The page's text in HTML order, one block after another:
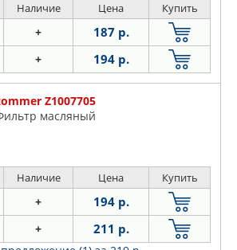
Наличие Цена Купить
+ 187 р.
+ 194 р.
Z1007705
масляный
Наличие Цена Купить
+ 194 р.
+ 211 р.